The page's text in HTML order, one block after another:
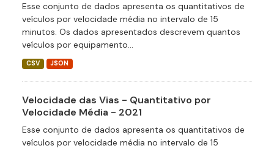
Esse conjunto de dados apresenta os quantitativos de
veículos por velocidade média no intervalo de 15
minutos. Os dados apresentados descrevem quantos
veículos por equipamento...
CSV JSON
Velocidade das Vias - Quantitativo por
Velocidade Média - 2021
Esse conjunto de dados apresenta os quantitativos de
veículos por velocidade média no intervalo de 15